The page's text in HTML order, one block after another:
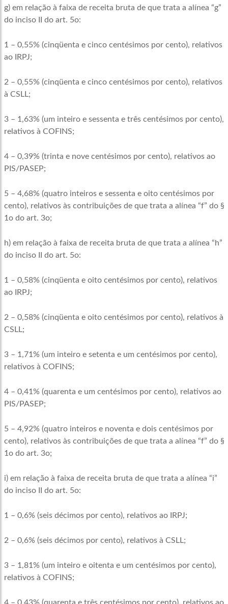
g) em relação à faixa de receita bruta de que trata a alínea “g”
do inciso II do art. 5o:
1 – 0,55% (cinqüenta e cinco centésimos por cento), relativos
ao IRPJ;
2 – 0,55% (cinqüenta e cinco centésimos por cento), relativos
à CSLL;
3 – 1,63% (um inteiro e sessenta e três centésimos por cento),
relativos à COFINS;
4 – 0,39% (trinta e nove centésimos por cento), relativos ao
PIS/PASEP;
5 – 4,68% (quatro inteiros e sessenta e oito centésimos por
cento), relativos às contribuições de que trata a alínea “f” do §
1o do art. 3o;
h) em relação à faixa de receita bruta de que trata a alínea “h”
do inciso II do art. 5o:
1 – 0,58% (cinqüenta e oito centésimos por cento), relativos
ao IRPJ;
2 – 0,58% (cinqüenta e oito centésimos por cento), relativos à
CSLL;
3 – 1,71% (um inteiro e setenta e um centésimos por cento),
relativos à COFINS;
4 – 0,41% (quarenta e um centésimos por cento), relativos ao
PIS/PASEP;
5 – 4,92% (quatro inteiros e noventa e dois centésimos por
cento), relativos às contribuições de que trata a alínea “f” do §
1o do art. 3o;
i) em relação à faixa de receita bruta de que trata a alínea “i”
do inciso II do art. 5o:
1 – 0,6% (seis décimos por cento), relativos ao IRPJ;
2 – 0,6% (seis décimos por cento), relativos à CSLL;
3 – 1,81% (um inteiro e oitenta e um centésimos por cento),
relativos à COFINS;